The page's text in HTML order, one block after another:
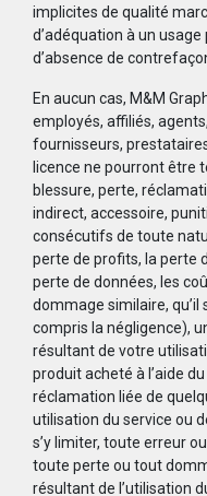
implicites de qualité
d’adéquation à un
d’absence de
En aucun cas, M&M
employés, affiliés,
fournisseurs,
licence ne pourront être
blessure, perte,
indirect, accessoire,
consécutifs de toute
perte de profits, la perte
perte de données, les
dommage similaire,
compris la négligence),
résultant de votre
produit acheté à l’aide
réclamation liée de
utilisation du service ou
s’y limiter, toute erreur
toute perte ou tout
résultant de l’utilisation